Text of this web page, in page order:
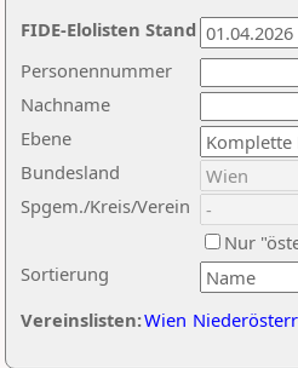
Nachname
Ebene
Sortierung
Personennummer
Bundesland
Spgem./Kreis/Verein
Nur
Vereinslisten:Wien
FIDE-Elolisten Stand